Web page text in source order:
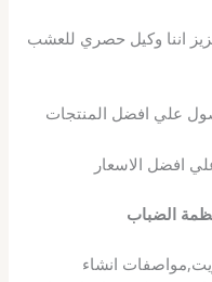
اننا وكيل حصري للعشب
علي افضل المنتجات
افضل الاسعار
الضباب
انشاء